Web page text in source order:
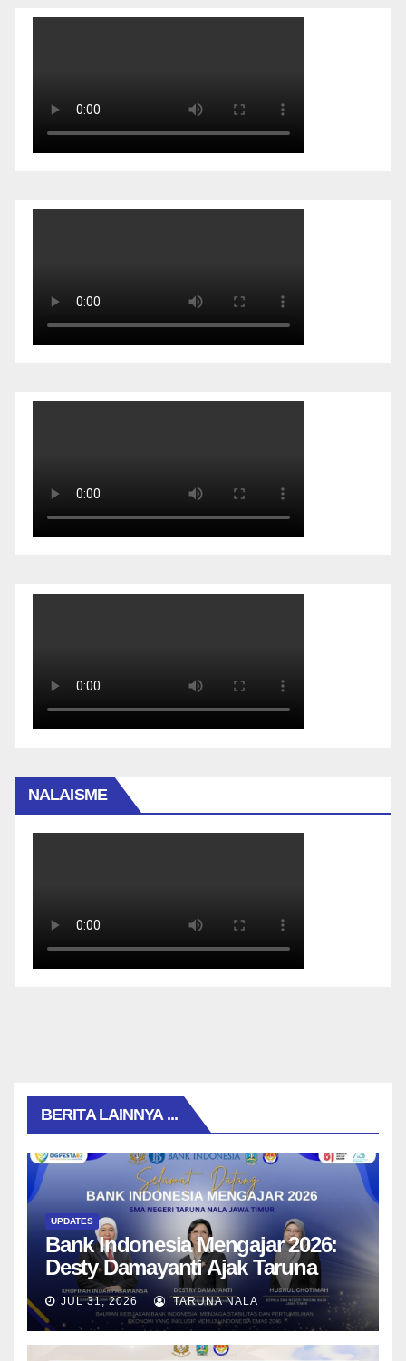
NALAISME
BERITA LAINNYA ...
UPDATES
Bank Indonesia Mengajar 2026:
Desty Damayanti Ajak Taruna
SMAN Taruna Nala Jawa Timur
Menjadi Generasi Pemimpin
Berwawasan Global
JUL 31, 2026 TARUNA NALA